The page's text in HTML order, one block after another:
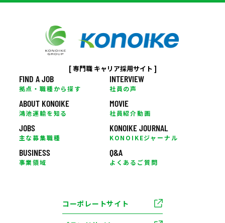
[ 専門職 キャリア採用サイト ]
コーポレートサイト
FIND A JOB
拠点・職種から探す
ABOUT KONOIKE
鴻池運輸を知る
JOBS
主な募集職種
BUSINESS
事業領域
INTERVIEW
社員の声
MOVIE
社員紹介動画
KONOIKE JOURNAL
KONOIKEジャーナル
Q&A
よくあるご質問